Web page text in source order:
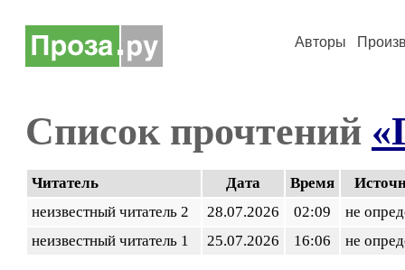
Авторы
Список прочтений
Читатель Дата Время
неизвестный читатель 2
28.07.2026 02:09
не
неизвестный читатель 1
25.07.2026 16:06 не